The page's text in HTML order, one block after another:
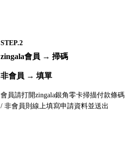
STEP.2
zingala會員 → 掃碼
非會員 → 填單
會員請打開zingala銀角零卡掃描付款條碼
/ 非會員則線上填寫申請資料並送出